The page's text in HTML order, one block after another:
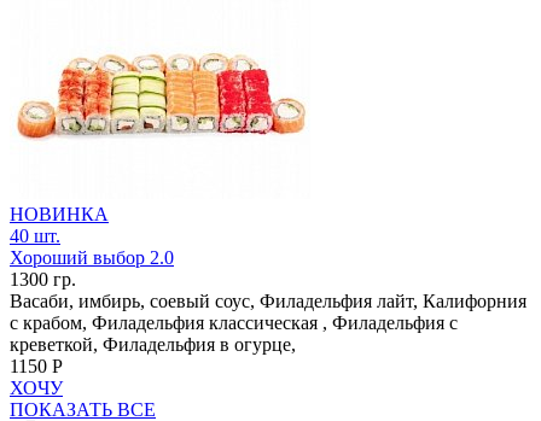
НОВИНКА
40 шт.
Хороший выбор 2.0
1300 гр.
Васаби, имбирь, соевый соус, Филадельфия лайт, Калифорния
с крабом, Филадельфия классическая , Филадельфия с
креветкой, Филадельфия в огурце,
1150 Р
ХОЧУ
ПОКАЗАТЬ ВСЕ